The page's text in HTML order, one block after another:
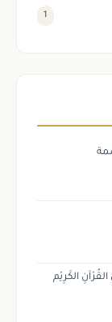
1
الكَرِيْم